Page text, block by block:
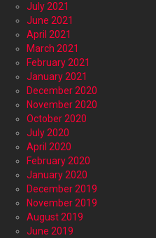
July 2021
June 2021
April 2021
March 2021
February 2021
January 2021
December 2020
November 2020
October 2020
July 2020
April 2020
February 2020
January 2020
December 2019
November 2019
August 2019
June 2019